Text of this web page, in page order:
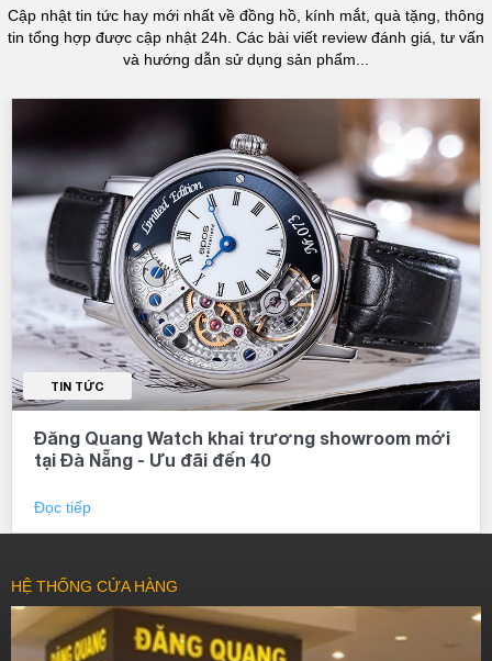
Cập nhật tin tức hay mới nhất về đồng hồ, kính mắt, quà tặng, thông
tin tổng hợp được cập nhật 24h. Các bài viết review đánh giá, tư vấn
và hướng dẫn sử dụng sản phẩm...
TIN TỨC
Đăng Quang Watch khai trương showroom mới
tại Đà Nẵng - Ưu đãi đến 40
Đọc tiếp
HỆ THỐNG CỬA HÀNG